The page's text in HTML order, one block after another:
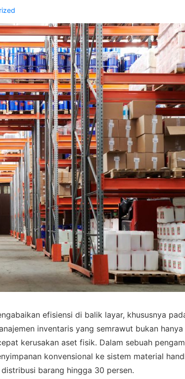
efisiensi di balik layar, khususnya
inventaris yang semrawut bukan hanya
kerusakan aset fisik. Dalam sebuah
konvensional ke sistem material
barang hingga 30 persen.